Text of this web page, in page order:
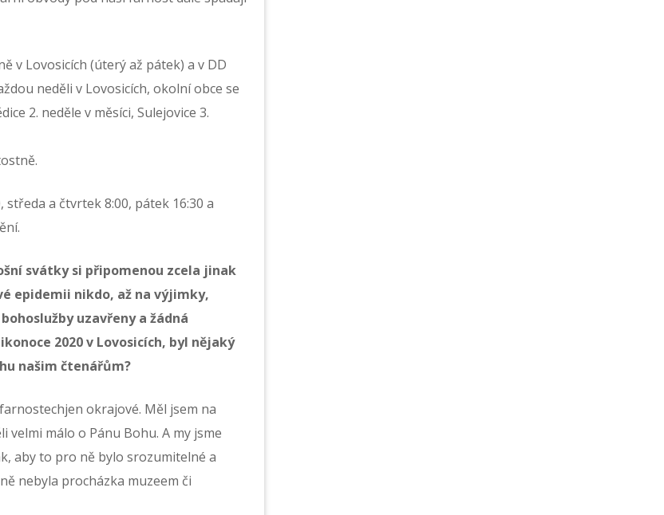
v Lovosicích (úterý až pátek) a v DD
neděli v Lovosicích, okolní obce se
2. neděle v měsíci, Sulejovice 3.
středa a čtvrtek 8:00, pátek 16:30 a
svátky si připomenou zcela jinak
epidemii nikdo, až na výjimky,
uzavřeny a žádná
2020 v Lovosicích, byl nějaký
našim čtenářům?
okrajové. Měl jsem na
málo o Pánu Bohu. A my jsme
aby to pro ně bylo srozumitelné a
nebyla procházka muzeem či